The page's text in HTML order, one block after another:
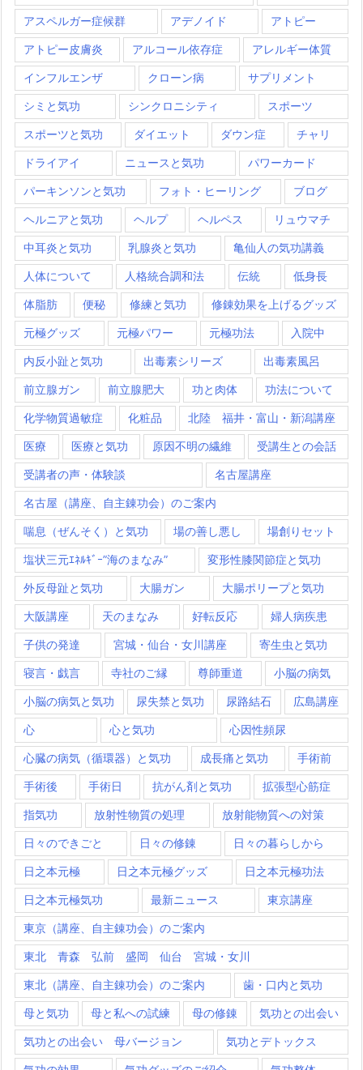
アスペルガー症候群 アデノイド アトピー
アトピー皮膚炎 アルコール依存症 アレルギー体質
インフルエンザ クローン病 サプリメント
シミと気功 シンクロニシティ スポーツ
スポーツと気功 ダイエット ダウン症 チャリ
ドライアイ ニュースと気功 パワーカード
パーキンソンと気功 フォト・ヒーリング ブログ
ヘルニアと気功 ヘルプ ヘルペス リュウマチ
中耳炎と気功 乳腺炎と気功 亀仙人の気功講義
人体について 人格統合調和法 伝統 低身長
体脂肪 便秘 修練と気功 修錬効果を上げるグッズ
元極グッズ 元極パワー 元極功法 入院中
内反小趾と気功 出毒素シリーズ 出毒素風呂
前立腺ガン 前立腺肥大 功と肉体 功法について
化学物質過敏症 化粧品 北陸 福井・富山・新潟講座
医療 医療と気功 原因不明の繊維 受講生との会話
受講者の声・体験談 名古屋講座
名古屋（講座、自主錬功会）のご案内
喘息（ぜんそく）と気功 場の善し悪し 場創りセット
塩状三元ｴﾈﾙｷﾞｰ”海のまなみ” 変形性膝関節症と気功
外反母趾と気功 大腸ガン 大腸ポリープと気功
大阪講座 天のまなみ 好転反応 婦人病疾患
子供の発達 宮城・仙台・女川講座 寄生虫と気功
寝言・戯言 寺社のご縁 尊師重道 小脳の病気
小脳の病気と気功 尿失禁と気功 尿路結石 広島講座
心 心と気功 心因性頻尿
心臓の病気（循環器）と気功 成長痛と気功 手術前
手術後 手術日 抗がん剤と気功 拡張型心筋症
指気功 放射性物質の処理 放射能物質への対策
日々のできごと 日々の修錬 日々の暮らしから
日之本元極 日之本元極グッズ 日之本元極功法
日之本元極気功 最新ニュース 東京講座
東京（講座、自主錬功会）のご案内
東北 青森 弘前 盛岡 仙台 宮城・女川
東北（講座、自主錬功会）のご案内 歯・口内と気功
母と気功 母と私への試練 母の修錬 気功との出会い
気功との出会い 母バージョン 気功とデトックス